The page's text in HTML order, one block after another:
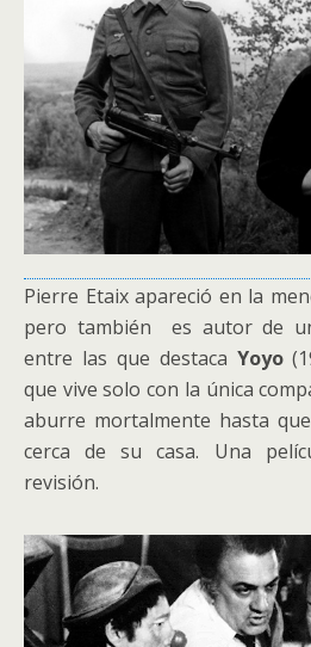
Pierre Etaix apareció en la
pero también es autor de
entre las que destaca Yoyo
que vive solo con la única
aburre mortalmente hasta
cerca de su casa. Una
revisión.